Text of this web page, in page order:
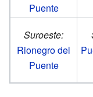
Puente
Suroeste:
Rionegro del
Puente